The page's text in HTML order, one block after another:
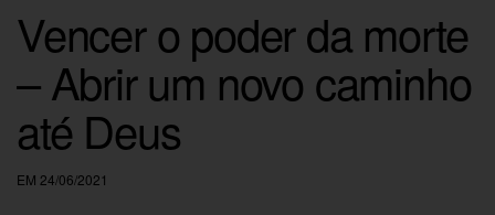
Vencer o poder da morte
– Abrir um novo caminho
até Deus
EM 24/06/2021